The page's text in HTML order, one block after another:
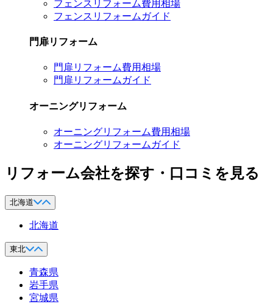
フェンスリフォーム費用相場
フェンスリフォームガイド
門扉リフォーム
門扉リフォーム費用相場
門扉リフォームガイド
オーニングリフォーム
オーニングリフォーム費用相場
オーニングリフォームガイド
リフォーム会社を探す・口コミを見る
北海道
北海道
東北
青森県
岩手県
宮城県